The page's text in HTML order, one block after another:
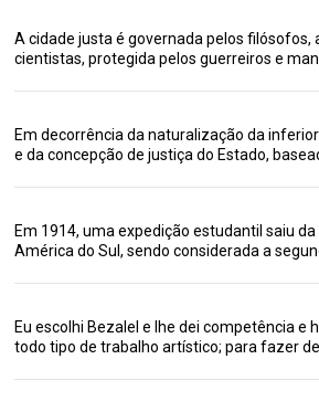
A cidade justa é governada pelos filósofos,
cientistas, protegida pelos guerreiros e
Em decorrência da naturalização da
e da concepção de justiça do Estado,
Em 1914, uma expedição estudantil saiu
América do Sul, sendo considerada a
Eu escolhi Bezalel e lhe dei competência e
todo tipo de trabalho artístico; para fazer